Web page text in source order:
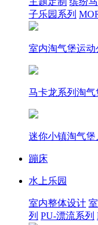
子乐园系列
室内淘气堡运动
马卡龙系列淘气
迷你小镇淘气堡
蹦床
水上乐园
室内整体设计
列 PU-漂流系列